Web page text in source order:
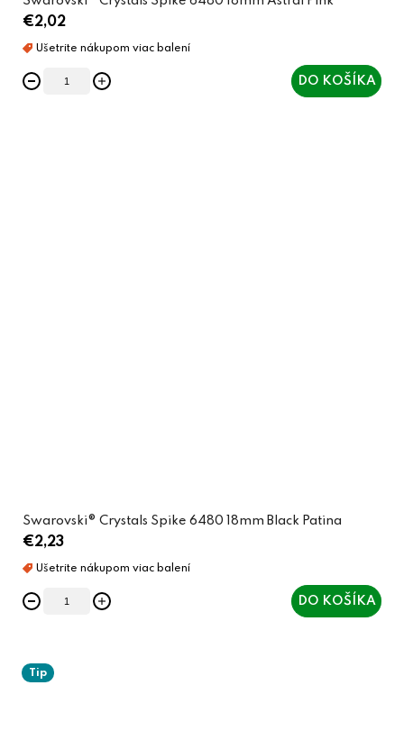
€2,02
DO KOŠÍKA
Swarovski® Crystals Spike 6480 18mm Black Patina
€2,23
DO KOŠÍKA
Tip